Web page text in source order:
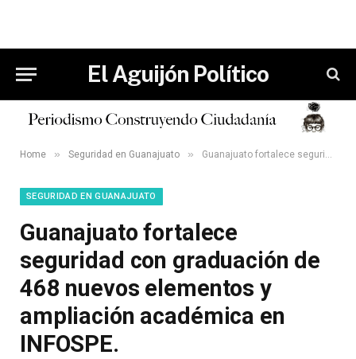
El Aguijón Político
Home » Seguridad en Guanajuato » Guanajuato fortalece seguridad con graduación de 468 nuevos elementos y ampliación académica en INFOSPE.
SEGURIDAD EN GUANAJUATO
Guanajuato fortalece
seguridad con graduación de
468 nuevos elementos y
ampliación académica en
INFOSPE.